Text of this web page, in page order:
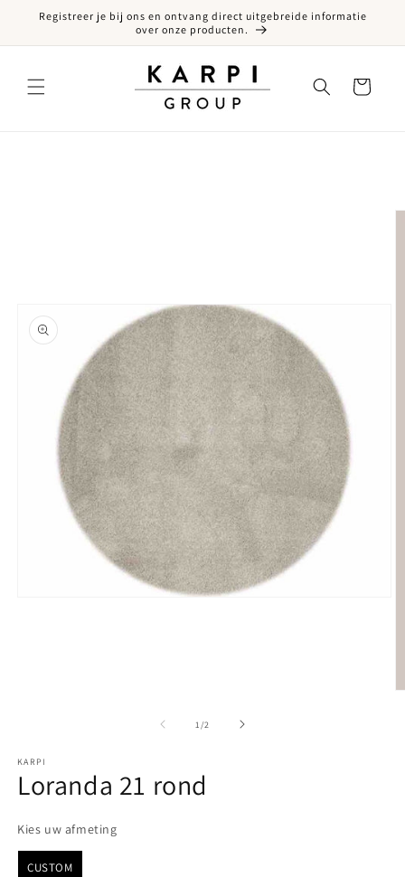
naar de content
Registreer je bij ons en ontvang direct uitgebreide informatie
over onze producten.
Winkelwagen
1 /van
2
KARPI
Loranda 21 rond
Kies uw afmetingKies uw afmeting
CUSTOM